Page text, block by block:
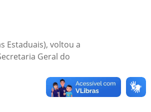
Estaduais), voltou a
Geral do